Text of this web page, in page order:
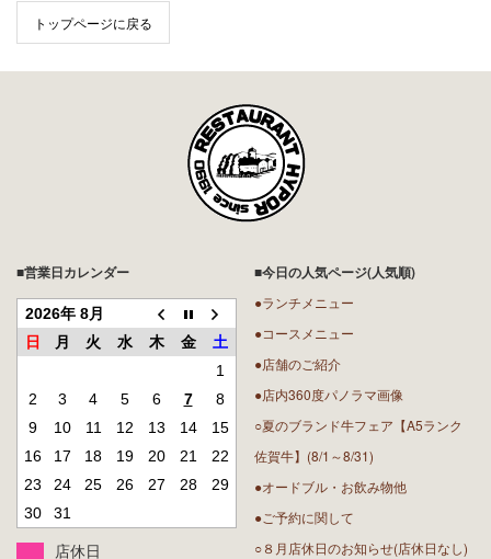
トップページに戻る
■営業日カレンダー
2026年 8月
日
月 火 水 木 金
土
1
2
3 4 5 6 7
8
9
10 11 12 13 14
15
16
17 18 19 20 21
22
23
24 25 26 27 28
29
30
31
店休日
■今日の人気ページ(人気順)
●ランチメニュー
●コースメニュー
●店舗のご紹介
●店内360度パノラマ画像
○夏のブランド牛フェア【A5ランク
佐賀牛】(8/1～8/31)
●オードブル・お飲み物他
●ご予約に関して
○８月店休日のお知らせ(店休日なし)